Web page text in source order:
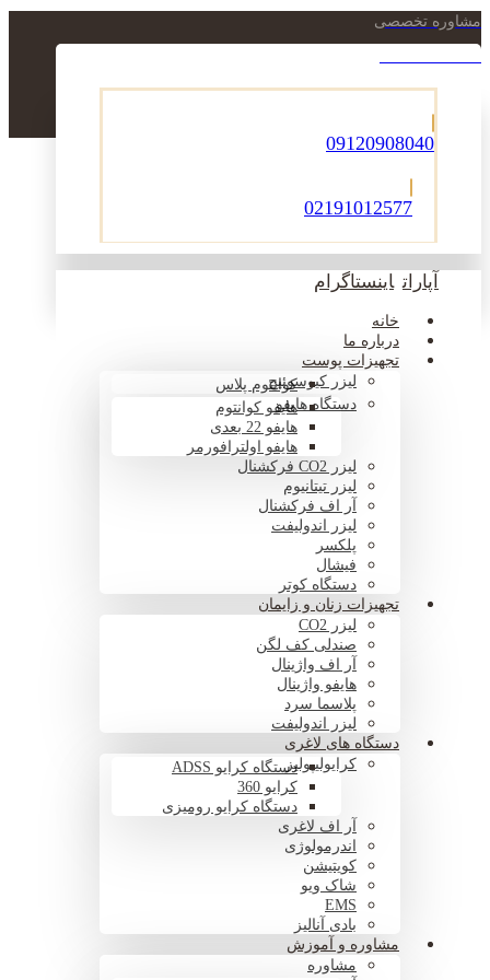
مشاوره تخصصی
09120908040
02191012577
آپارات اینستاگرام
خانه
درباره ما
تجهیزات پوست
لیزر کیوسوئیچکوانتوم پلاس
دستگاه هایفوهایفو کوانتوم
هایفو 22 بعدی
هایفو اولترافورمر
لیزر CO2 فرکشنال
لیزر تیتانیوم
آر اف فرکشنال
لیزر اندولیفت
پلکسر
فیشال
دستگاه کوتر
تجهیزات زنان و زایمان
لیزر CO2
صندلی کف لگن
آر اف واژینال
هایفو واژینال
پلاسما سرد
لیزر اندولیفت
دستگاه های لاغری
کرایولیپولیزدستگاه کرایو ADSS
کرایو 360
دستگاه کرایو رومیزی
آر اف لاغری
اندرمولوژی
کویتیشن
شاک ویو
EMS
بادی آنالیز
مشاوره و آموزش
مشاوره